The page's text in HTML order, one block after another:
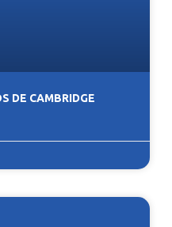
DE CAMBRIDGE